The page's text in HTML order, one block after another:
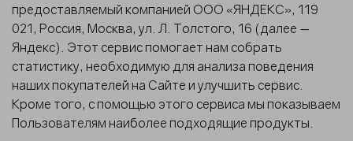
предоставляемый компанией ООО «ЯНДЕКС», 119
021, Россия, Москва, ул. Л. Толстого, 16 (далее —
Яндекс). Этот сервис помогает нам собрать
статистику, необходимую для анализа поведения
наших покупателей на Сайте и улучшить сервис.
Кроме того, с помощью этого сервиса мы показываем
Пользователям наиболее подходящие продукты.